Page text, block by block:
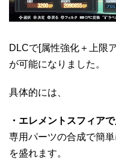
DLCで[属性強化＋上限
が可能になりました。
具体的には、
・エレメントスフィア
専用パーツの合成で簡
を盛れます。